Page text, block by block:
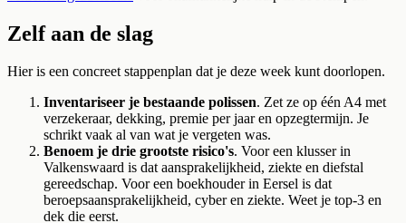
Zelf aan de slag
Hier is een concreet stappenplan dat je deze week kunt doorlopen.
Inventariseer je bestaande polissen. Zet ze op één A4 met
verzekeraar, dekking, premie per jaar en opzegtermijn. Je
schrikt vaak al van wat je vergeten was.
Benoem je drie grootste risico's. Voor een klusser in
Valkenswaard is dat aansprakelijkheid, ziekte en diefstal
gereedschap. Voor een boekhouder in Eersel is dat
beroepsaansprakelijkheid, cyber en ziekte. Weet je top-3 en
dek die eerst.